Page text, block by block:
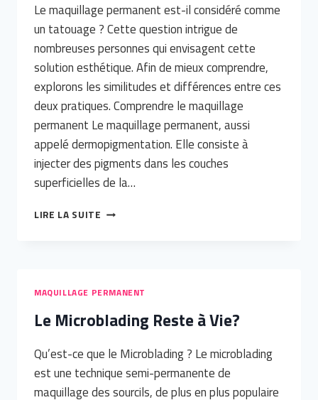
Le maquillage permanent est-il considéré comme
un tatouage ? Cette question intrigue de
nombreuses personnes qui envisagent cette
solution esthétique. Afin de mieux comprendre,
explorons les similitudes et différences entre ces
deux pratiques. Comprendre le maquillage
permanent Le maquillage permanent, aussi
appelé dermopigmentation. Elle consiste à
injecter des pigments dans les couches
superficielles de la…
LIRE LA SUITE LE
UN
TATOUAGE
MAQUILLAGE PERMANENT
Le Microblading Reste à Vie?
Qu’est-ce que le Microblading ? Le microblading
est une technique semi-permanente de
maquillage des sourcils, de plus en plus populaire